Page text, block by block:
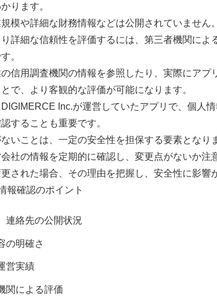
ります。
模や詳細な財務情報などは公開されていません。
詳細な信頼性を評価するには、第三者機関によ
。
信用調査機関の情報を参照したり、実際にアプ
で、より客観的な評価が可能になります。
Inc.が運営していたアプリで、個人
することも重要です。
いことは、一定の安全性を担保する要素となり
社の情報を定期的に確認し、変更点がないか注
された場合、その理由を把握し、安全性に影響
報確認のポイント
連絡先の公開状況
の明確さ
営実績
関による評価